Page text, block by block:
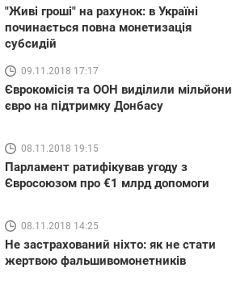
"Живі гроші" на рахунок: в Україні
починається повна монетизація
субсидій
09.11.2018 17:17
Єврокомісія та ООН виділили мільйони
євро на підтримку Донбасу
08.11.2018 19:15
Парламент ратифікував угоду з
Євросоюзом про €1 млрд допомоги
08.11.2018 14:25
Не застрахований ніхто: як не стати
жертвою фальшивомонетників